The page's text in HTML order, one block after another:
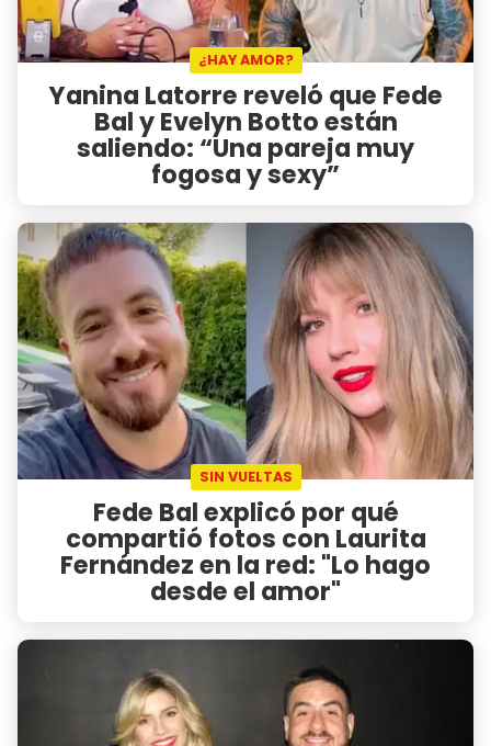
¿HAY AMOR?
Yanina Latorre reveló que Fede
Bal y Evelyn Botto están
saliendo: “Una pareja muy
fogosa y sexy”
SIN VUELTAS
Fede Bal explicó por qué
compartió fotos con Laurita
Fernández en la red: "Lo hago
desde el amor"